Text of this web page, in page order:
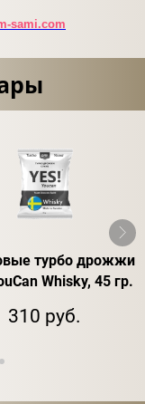
sami.com
турбо дрожжи
Whisky, 45 гр.
310 руб.